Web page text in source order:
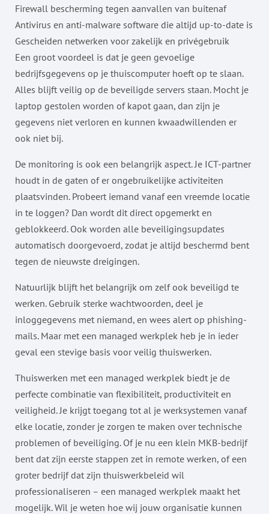
Firewall bescherming tegen aanvallen van buitenaf
Antivirus en anti-malware software die altijd up-to-date is
Gescheiden netwerken voor zakelijk en privégebruik
Een groot voordeel is dat je geen gevoelige
bedrijfsgegevens op je thuiscomputer hoeft op te slaan.
Alles blijft veilig op de beveiligde servers staan. Mocht je
laptop gestolen worden of kapot gaan, dan zijn je
gegevens niet verloren en kunnen kwaadwillenden er
ook niet bij.
De monitoring is ook een belangrijk aspect. Je ICT-partner
houdt in de gaten of er ongebruikelijke activiteiten
plaatsvinden. Probeert iemand vanaf een vreemde locatie
in te loggen? Dan wordt dit direct opgemerkt en
geblokkeerd. Ook worden alle beveiligingsupdates
automatisch doorgevoerd, zodat je altijd beschermd bent
tegen de nieuwste dreigingen.
Natuurlijk blijft het belangrijk om zelf ook beveiligd te
werken. Gebruik sterke wachtwoorden, deel je
inloggegevens met niemand, en wees alert op phishing-
mails. Maar met een managed werkplek heb je in ieder
geval een stevige basis voor veilig thuiswerken.
Thuiswerken met een managed werkplek biedt je de
perfecte combinatie van flexibiliteit, productiviteit en
veiligheid. Je krijgt toegang tot al je werksystemen vanaf
elke locatie, zonder je zorgen te maken over technische
problemen of beveiliging. Of je nu een klein MKB-bedrijf
bent dat zijn eerste stappen zet in remote werken, of een
groter bedrijf dat zijn thuiswerkbeleid wil
professionaliseren – een managed werkplek maakt het
mogelijk. Wil je weten hoe wij jouw organisatie kunnen